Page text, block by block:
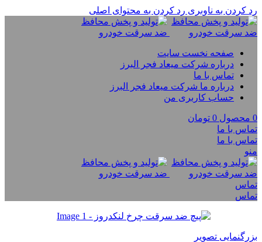
رد کردن به ناوبری رد کردن به محتوای اصلی
صفحه نخست سایت
درباره شرکت میعاد فجر البرز
تماس با ما
درباره ما شرکت میعاد فجر البرز
حساب کاربری من
0 محصول 0 تومان
تماس با ما
تماس با ما
منو
تماس
تماس
بزرگنمایی تصویر